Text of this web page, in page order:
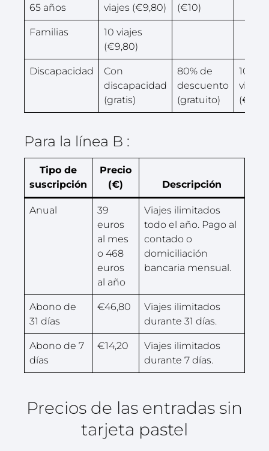
65 años
viajes (€9,80)
(€10)
Familias
10 viajes
(€9,80)
Discapacidad
Con
discapacidad
(gratis)
80% de
descuento
(gratuito)
10
viajes
Para la línea B :
Tipo de
suscripción
Precio
(€)
Descripción
Anual
39
euros
al mes
o 468
euros
al año
Viajes ilimitados
todo el año. Pago al
contado o
domiciliación
bancaria mensual.
Abono de
31 días
€46,80
Viajes ilimitados
durante 31 días.
Abono de 7
días
€14,20
Viajes ilimitados
durante 7 días.
Precios de las entradas sin
tarjeta pastel